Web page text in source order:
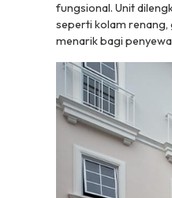
fungsional. Unit
seperti kolam renang,
menarik bagi